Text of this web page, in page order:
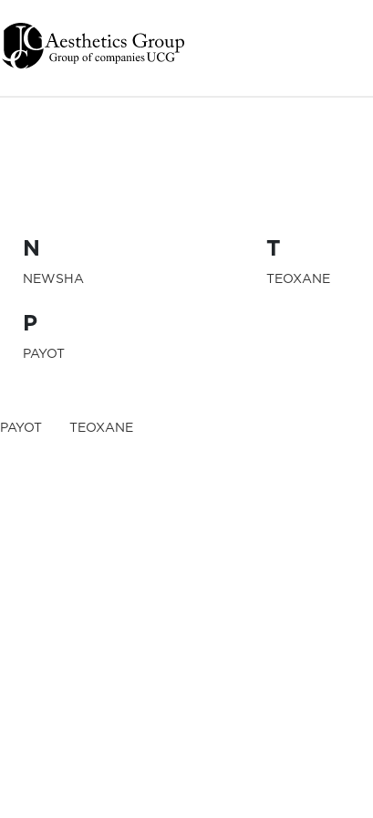
N
NEWSHA
P
PAYOT
T
TEOXANE
PAYOT TEOXANE